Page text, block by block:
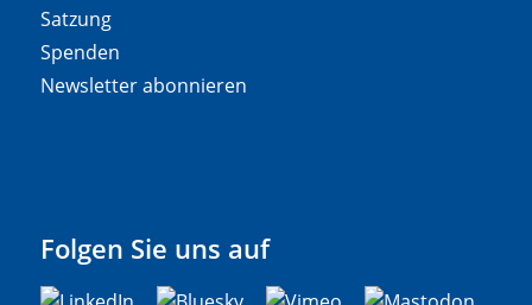
Satzung
Spenden
Newsletter abonnieren
Folgen Sie uns auf